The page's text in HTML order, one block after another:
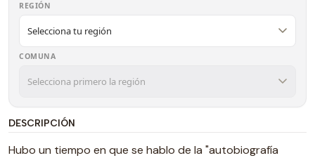
REGIÓN
COMUNA
DESCRIPCIÓN
Hubo un tiempo en que se hablo de la "autobiografía